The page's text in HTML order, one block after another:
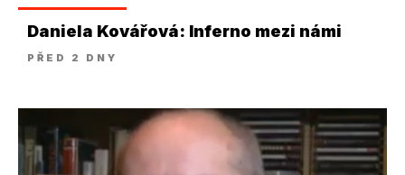
Daniela Kovářová: Inferno mezi námi
PŘED 2 DNY